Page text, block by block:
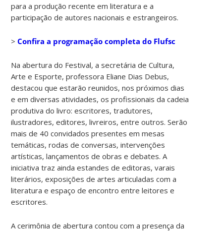
para a produção recente em literatura e a
participação de autores nacionais e estrangeiros.
>Confira a programação completa do Flufsc
Na abertura do Festival, a secretária de Cultura,
Arte e Esporte, professora Eliane Dias Debus,
destacou que estarão reunidos, nos próximos dias
e em diversas atividades, os profissionais da cadeia
produtiva do livro: escritores, tradutores,
ilustradores, editores, livreiros, entre outros. Serão
mais de 40 convidados presentes em mesas
temáticas, rodas de conversas, intervenções
artísticas, lançamentos de obras e debates. A
iniciativa traz ainda estandes de editoras, varais
literários, exposições de artes articuladas com a
literatura e espaço de encontro entre leitores e
escritores.
A cerimônia de abertura contou com a presença da